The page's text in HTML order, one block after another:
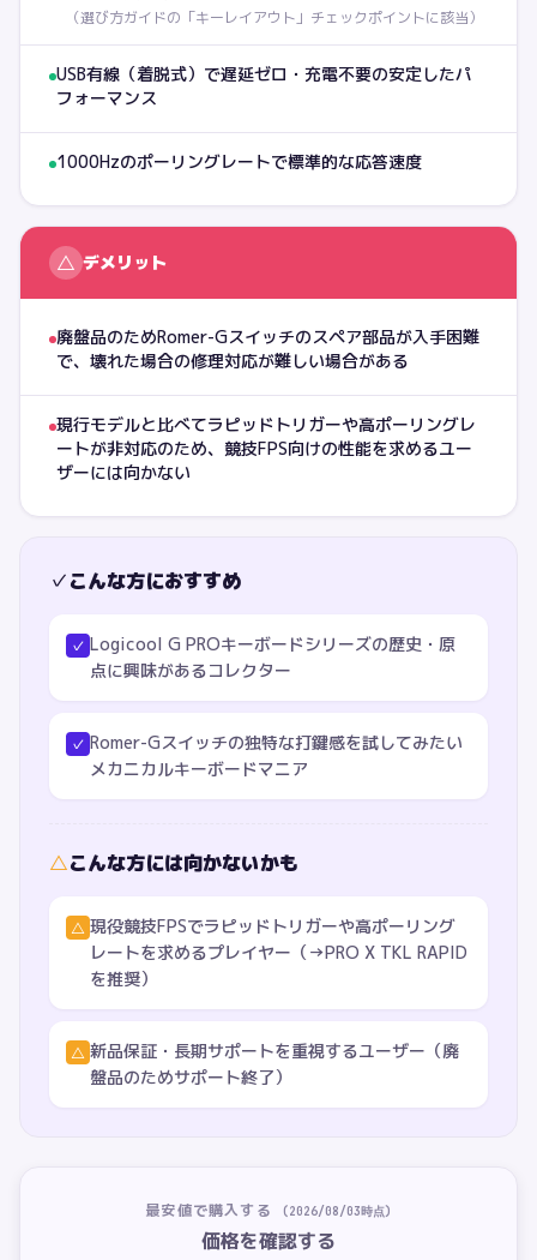
（選び方ガイドの「キーレイアウト」チェックポイントに該当）
USB有線（着脱式）で遅延ゼロ・充電不要の安定したパ
フォーマンス
1000Hzのポーリングレートで標準的な応答速度
△ デメリット
廃盤品のためRomer-Gスイッチのスペア部品が入手困難
で、壊れた場合の修理対応が難しい場合がある
現行モデルと比べてラピッドトリガーや高ポーリングレ
ートが非対応のため、競技FPS向けの性能を求めるユー
ザーには向かない
✓こんな方におすすめ
✓ Logicool G PROキーボードシリーズの歴史・原
点に興味があるコレクター
✓ Romer-Gスイッチの独特な打鍵感を試してみたい
メカニカルキーボードマニア
△こんな方には向かないかも
△ 現役競技FPSでラピッドトリガーや高ポーリング
レートを求めるプレイヤー（→PRO X TKL RAPID
を推奨）
△ 新品保証・長期サポートを重視するユーザー（廃
盤品のためサポート終了）
最安値で購入する (2026/08/03時点)
価格を確認する